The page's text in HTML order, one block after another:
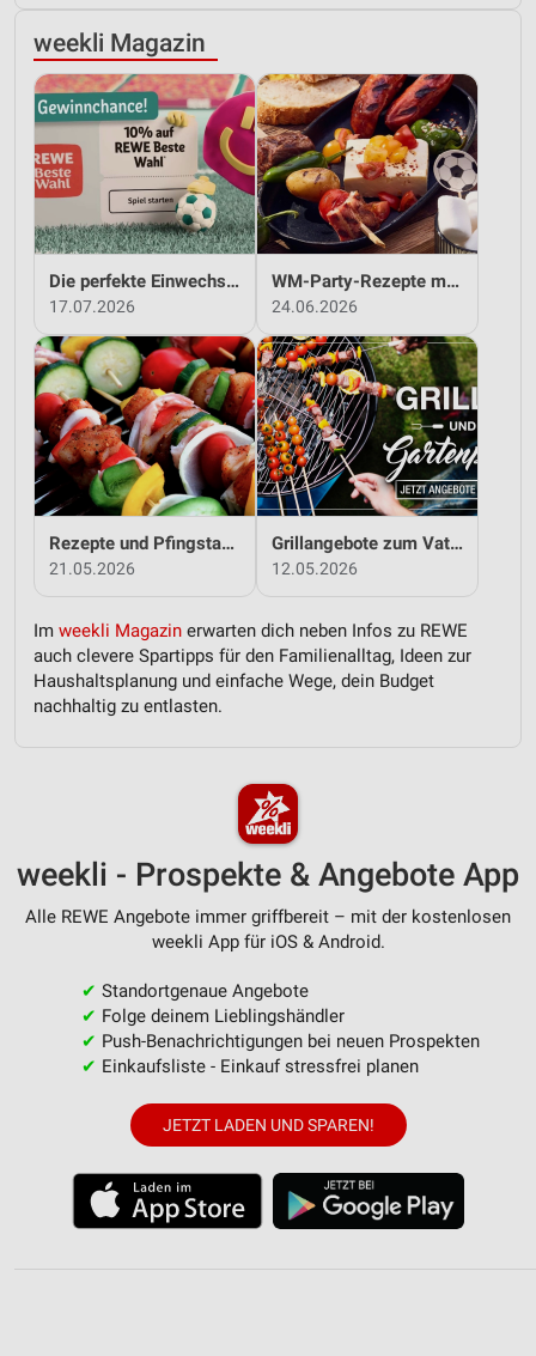
weekli Magazin
Die perfekte Einwechslung: Dein Fan-Bonus!*
17.07.2026
WM-Party-Rezepte mit REWE!
24.06.2026
Rezepte und Pfingstangebote bei REWE!
21.05.2026
Grillangebote zum Vatertag bei REWE!
12.05.2026
Im weekli Magazin erwarten dich neben Infos zu REWE
auch clevere Spartipps für den Familienalltag, Ideen zur
Haushaltsplanung und einfache Wege, dein Budget
nachhaltig zu entlasten.
weekli - Prospekte & Angebote App
Alle REWE Angebote immer griffbereit – mit der kostenlosen
weekli App für iOS & Android.
✔ Standortgenaue Angebote
✔ Folge deinem Lieblingshändler
✔ Push-Benachrichtigungen bei neuen Prospekten
✔ Einkaufsliste - Einkauf stressfrei planen
JETZT LADEN UND SPAREN!